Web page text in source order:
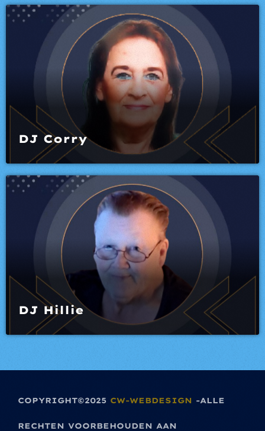
DJ Corry
DJ Hillie
COPYRIGHT©2025 CW-WEBDESIGN -ALLE
RECHTEN VOORBEHOUDEN AAN